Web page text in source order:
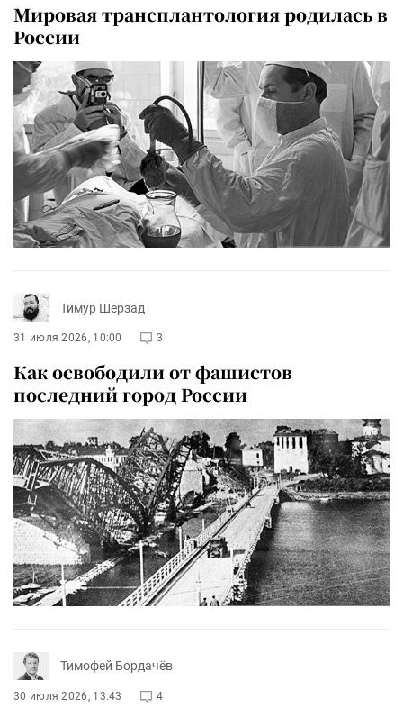
Мировая трансплантология родилась в
России
Тимур Шерзад
31 июля 2026, 10:00 3
Как освободили от фашистов
последний город России
Тимофей Бордачёв
30 июля 2026, 13:43 4